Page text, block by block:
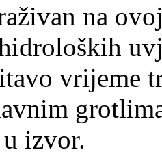
na
vrijeme
izvor.